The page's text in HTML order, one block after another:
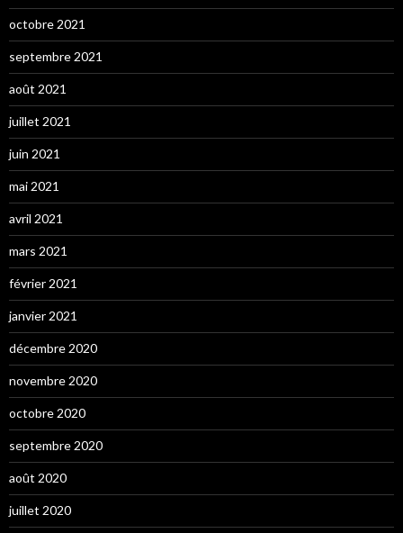
octobre 2021
septembre 2021
août 2021
juillet 2021
juin 2021
mai 2021
avril 2021
mars 2021
février 2021
janvier 2021
décembre 2020
novembre 2020
octobre 2020
septembre 2020
août 2020
juillet 2020